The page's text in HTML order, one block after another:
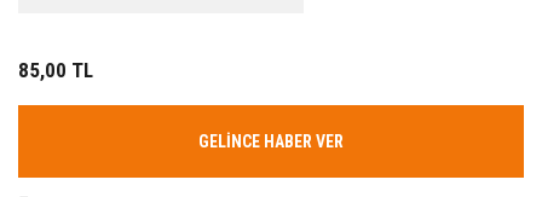
85,00 TL
GELİNCE HABER VER